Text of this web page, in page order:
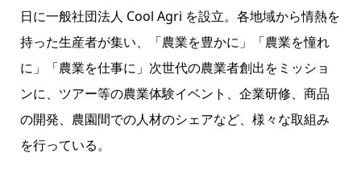
日に一般社団法人 Cool Agri を設立。各地域から情熱を
持った生産者が集い、「農業を豊かに」「農業を憧れ
に」「農業を仕事に」次世代の農業者創出をミッショ
ンに、ツアー等の農業体験イベント、企業研修、商品
の開発、農園間での人材のシェアなど、様々な取組み
を行っている。